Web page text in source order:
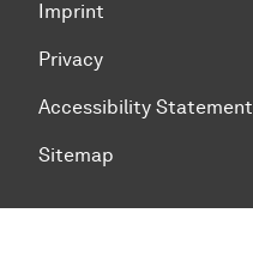
Imprint
Privacy
Accessibility Statement
Sitemap